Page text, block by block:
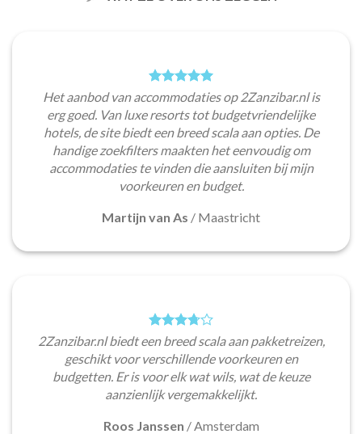
Het aanbod van accommodaties op 2Zanzibar.nl is
erg goed. Van luxe resorts tot budgetvriendelijke
hotels, de site biedt een breed scala aan opties. De
handige zoekfilters maakten het eenvoudig om
accommodaties te vinden die aansluiten bij mijn
voorkeuren en budget.
Martijn van As / Maastricht
2Zanzibar.nl biedt een breed scala aan pakketreizen,
geschikt voor verschillende voorkeuren en
budgetten. Er is voor elk wat wils, wat de keuze
aanzienlijk vergemakkelijkt.
Roos Janssen / Amsterdam